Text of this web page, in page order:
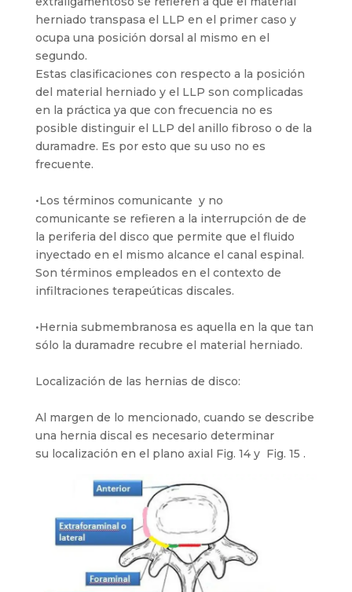
herniado transpasa el LLP en el primer caso y
ocupa una posición dorsal al mismo en el
segundo.
Estas clasificaciones con respecto a la posición
del material herniado y el LLP son complicadas
en la práctica ya que con frecuencia no es
posible distinguir el LLP del anillo fibroso o de la
duramadre. Es por esto que su uso no es
frecuente.
•Los términos comunicante y no
comunicante se refieren a la interrupción de de
la periferia del disco que permite que el fluido
inyectado en el mismo alcance el canal espinal.
Son términos empleados en el contexto de
infiltraciones terapeúticas discales.
•Hernia submembranosa es aquella en la que tan
sólo la duramadre recubre el material herniado.
Localización de las hernias de disco:
Al margen de lo mencionado, cuando se describe
una hernia discal es necesario determinar
su localización en el plano axial Fig. 14 y Fig. 15 .